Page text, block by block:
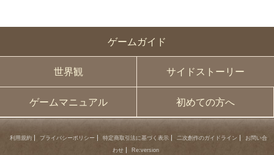
ゲームガイド
世界観 サイドストーリー
ゲームマニュアル 初めての方へ
利用規約 プライバシーポリシー 特定商取引法に基づく表示 二次創作のガイドライン
お問い合
わせ
Re:version